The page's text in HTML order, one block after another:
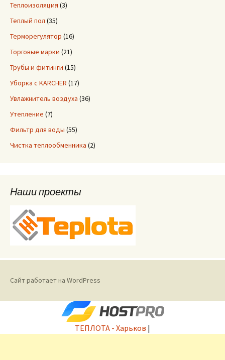
Теплоизоляция (3)
Теплый пол (35)
Терморегулятор (16)
Торговые марки (21)
Трубы и фитинги (15)
Уборка с KARCHER (17)
Увлажнитель воздуха (36)
Утепление (7)
Фильтр для воды (55)
Чистка теплообменника (2)
Наши проекты
Сайт работает на WordPress
ТЕПЛОТА - Харьков |